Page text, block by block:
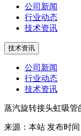
公司新闻
行业动态
技术资讯
技术资讯
公司新闻
行业动态
技术资讯
蒸汽旋转接头虹吸管
来源：本站 发布时间